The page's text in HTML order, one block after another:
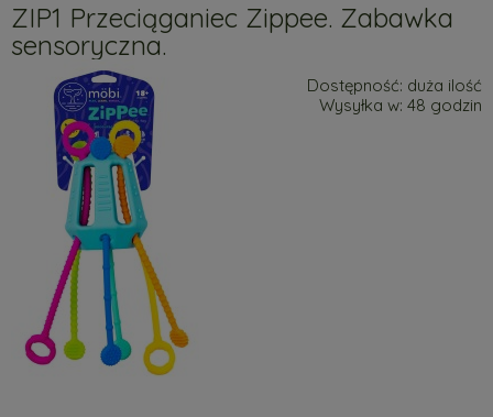
ZIP1 Przeciąganiec Zippee. Zabawka
sensoryczna.
Dostępność: duża ilość
Wysyłka w: 48 godzin